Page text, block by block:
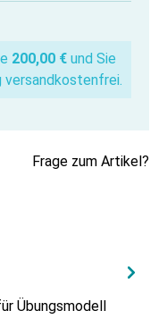
200,00 € und Sie
Frage zum Artikel?
Übungsmodell